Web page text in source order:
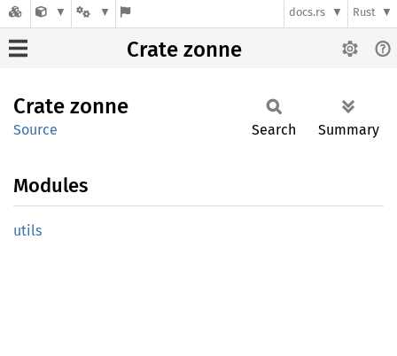
docs.rs Rust
Crate zonne
Crate zonne
Source Search Summary
Modules
utils